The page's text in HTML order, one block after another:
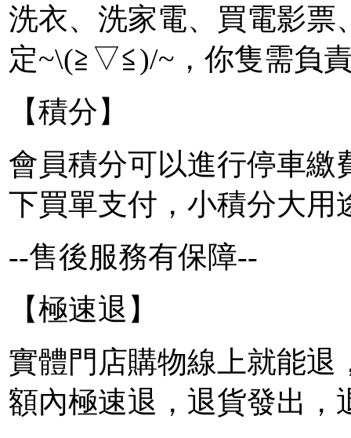
洗衣、洗家電、買電影票
定~\(≧▽≦)/~，你隻需負
【積分】
會員積分可以進行停車繳
下買單支付，小積分大用
--售後服務有保障--
【極速退】
實體門店購物線上就能退
額內極速退，退貨發出，